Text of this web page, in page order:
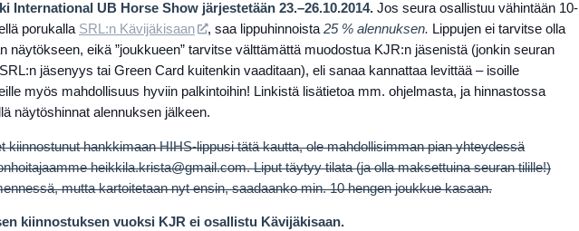
International UB Horse Show järjestetään 23.–26.10.2014. Jos seura osallistuu vähintään 10-
porukalla SRL:n Kävijäkisaan , saa lippuhinnoista 25 % alennuksen. Lippujen ei tarvitse olla
näytökseen, eikä ”joukkueen” tarvitse välttämättä muodostua KJR:n jäsenistä (jonkin seuran
jäsenyys tai Green Card kuitenkin vaaditaan), eli sanaa kannattaa levittää – isoille
myös mahdollisuus hyviin palkintoihin! Linkistä lisätietoa mm. ohjelmasta, ja hinnastossa
näytöshinnat alennuksen jälkeen.
kiinnostunut hankkimaan HIHS-lippusi tätä kautta, ole mahdollisimman pian yhteydessä
heikkila.krista@gmail.com. Liput täytyy tilata (ja olla maksettuina seuran tilille!)
mutta kartoitetaan nyt ensin, saadaanko min. 10 hengen joukkue kasaan.
kiinnostuksen vuoksi KJR ei osallistu Kävijäkisaan.